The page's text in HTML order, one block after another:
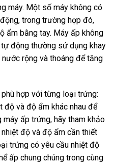
máy. Một số máy không có
trong trường hợp đó,
ẩm bằng tay. Máy ấp không
động thường sử dụng khay
rộng và thoáng để tăng
hợp với từng loại trứng:
độ và độ ẩm khác nhau để
ấp trứng, hãy tham khảo
độ và độ ẩm cần thiết
trứng có yêu cầu nhiệt độ
ấp chung chúng trong cùng